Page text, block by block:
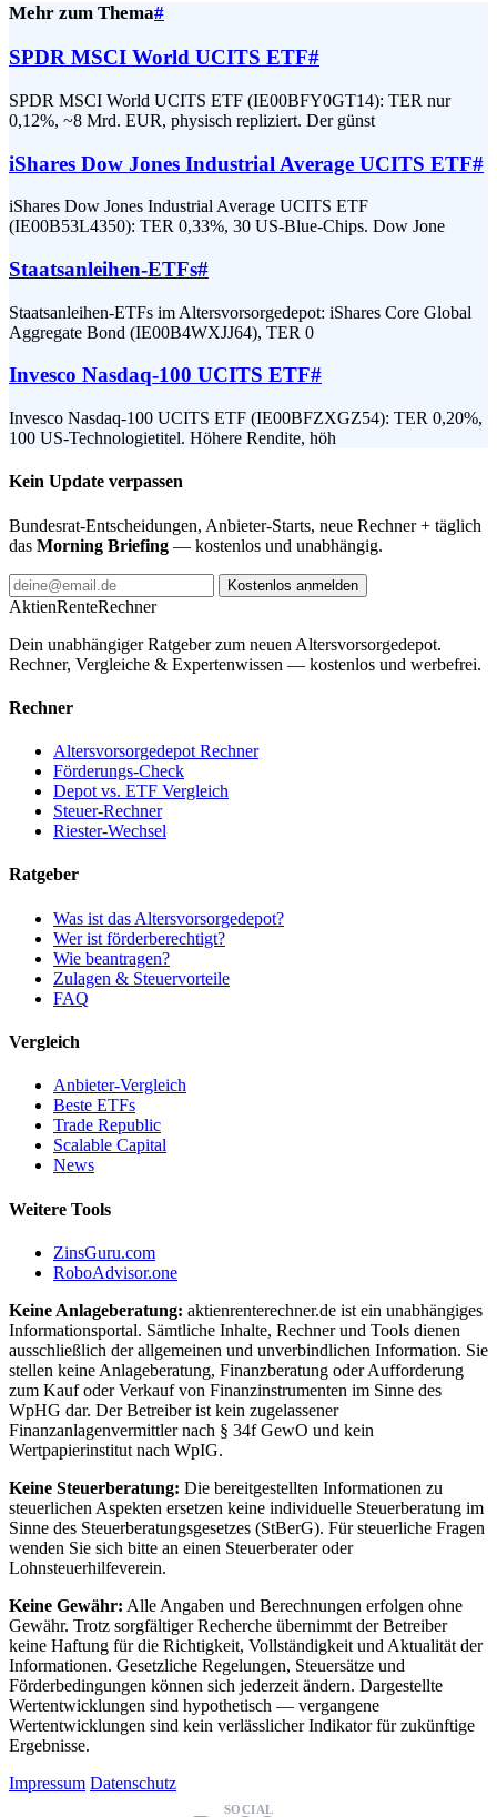
Mehr zum Thema#
SPDR MSCI World UCITS ETF#
SPDR MSCI World UCITS ETF (IE00BFY0GT14): TER nur
0,12%, ~8 Mrd. EUR, physisch repliziert. Der günst
iShares Dow Jones Industrial Average UCITS ETF#
iShares Dow Jones Industrial Average UCITS ETF
(IE00B53L4350): TER 0,33%, 30 US-Blue-Chips. Dow Jone
Staatsanleihen-ETFs#
Staatsanleihen-ETFs im Altersvorsorgedepot: iShares Core Global
Aggregate Bond (IE00B4WXJJ64), TER 0
Invesco Nasdaq-100 UCITS ETF#
Invesco Nasdaq-100 UCITS ETF (IE00BFZXGZ54): TER 0,20%,
100 US-Technologietitel. Höhere Rendite, höh
Kein Update verpassen
Bundesrat-Entscheidungen, Anbieter-Starts, neue Rechner + täglich
das Morning Briefing — kostenlos und unabhängig.
Kostenlos anmelden
AktienRenteRechner
Dein unabhängiger Ratgeber zum neuen Altersvorsorgedepot.
Rechner, Vergleiche & Expertenwissen — kostenlos und werbefrei.
Rechner
Altersvorsorgedepot Rechner
Förderungs-Check
Depot vs. ETF Vergleich
Steuer-Rechner
Riester-Wechsel
Ratgeber
Was ist das Altersvorsorgedepot?
Wer ist förderberechtigt?
Wie beantragen?
Zulagen & Steuervorteile
FAQ
Vergleich
Anbieter-Vergleich
Beste ETFs
Trade Republic
Scalable Capital
News
Weitere Tools
ZinsGuru.com
RoboAdvisor.one
Keine Anlageberatung: aktienrenterechner.de ist ein unabhängiges
Informationsportal. Sämtliche Inhalte, Rechner und Tools dienen
ausschließlich der allgemeinen und unverbindlichen Information. Sie
stellen keine Anlageberatung, Finanzberatung oder Aufforderung
zum Kauf oder Verkauf von Finanzinstrumenten im Sinne des
WpHG dar. Der Betreiber ist kein zugelassener
Finanzanlagenvermittler nach § 34f GewO und kein
Wertpapierinstitut nach WpIG.
Keine Steuerberatung: Die bereitgestellten Informationen zu
steuerlichen Aspekten ersetzen keine individuelle Steuerberatung im
Sinne des Steuerberatungsgesetzes (StBerG). Für steuerliche Fragen
wenden Sie sich bitte an einen Steuerberater oder
Lohnsteuerhilfeverein.
Keine Gewähr: Alle Angaben und Berechnungen erfolgen ohne
Gewähr. Trotz sorgfältiger Recherche übernimmt der Betreiber
keine Haftung für die Richtigkeit, Vollständigkeit und Aktualität der
Informationen. Gesetzliche Regelungen, Steuersätze und
Förderbedingungen können sich jederzeit ändern. Dargestellte
Wertentwicklungen sind hypothetisch — vergangene
Wertentwicklungen sind kein verlässlicher Indikator für zukünftige
Ergebnisse.
Impressum Datenschutz
SOCIAL